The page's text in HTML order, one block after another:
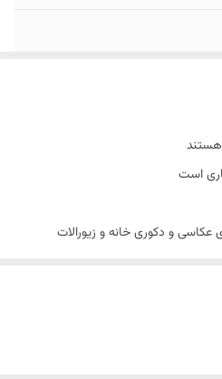
عکاسی و دکوری خانه و زیورالات